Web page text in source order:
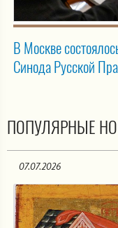
В Москве
Синода Русской
ПОПУЛЯРНЫЕ
07.07.2026